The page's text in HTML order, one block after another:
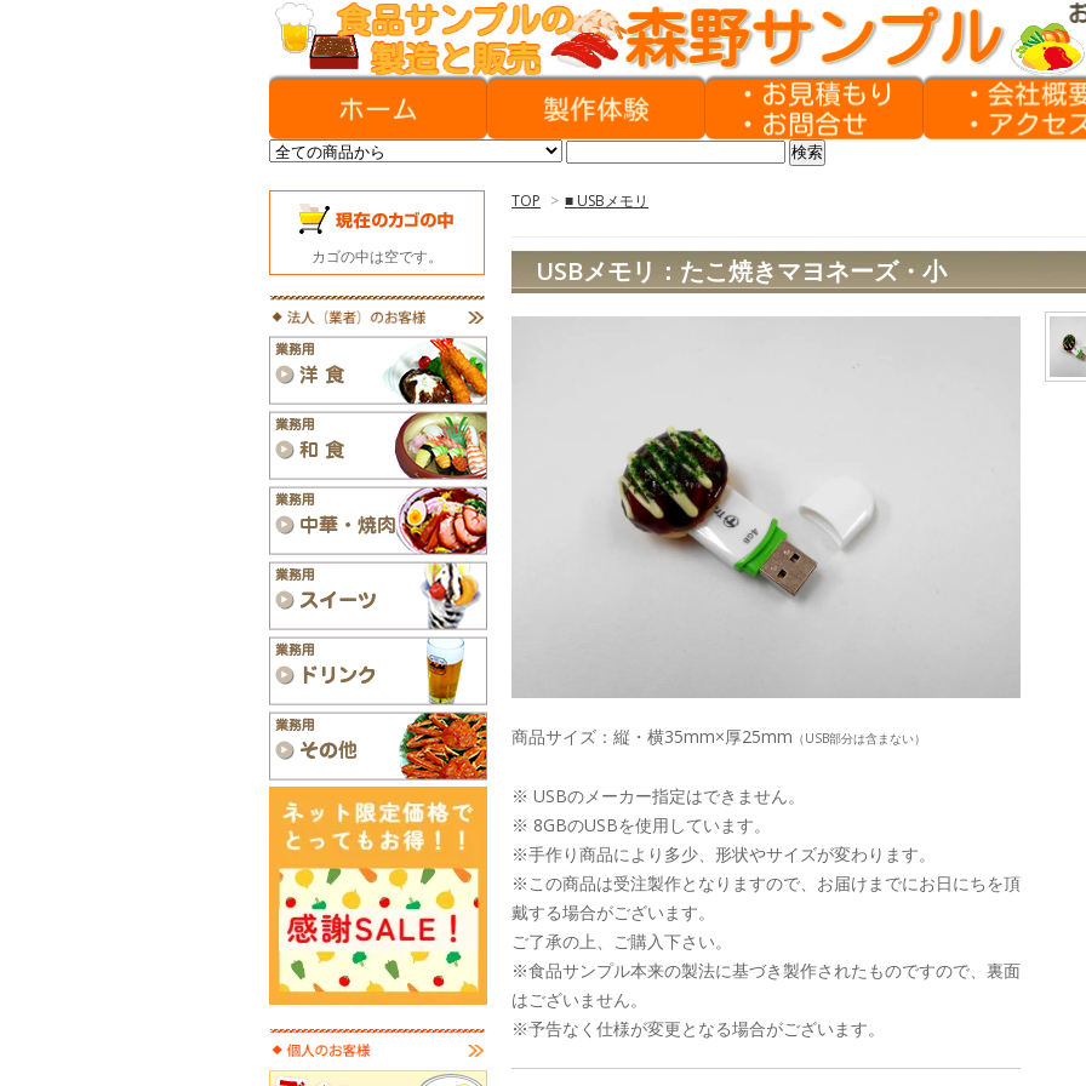
TOP > ■ USBメモリ
USBメモリ：たこ焼きマヨネーズ・小
商品サイズ：縦・横35mm×厚25mm （USB部分は含まない）
※ USBのメーカー指定はできません。
※ 8GBのUSBを使用しています。
※手作り商品により多少、形状やサイズが変わります。
※この商品は受注製作となりますので、お届けまでにお日にちを頂
戴する場合がございます。
ご了承の上、ご購入下さい。
※食品サンプル本来の製法に基づき製作されたものですので、裏面
はございません。
※予告なく仕様が変更となる場合がございます。
カゴの中は空です。